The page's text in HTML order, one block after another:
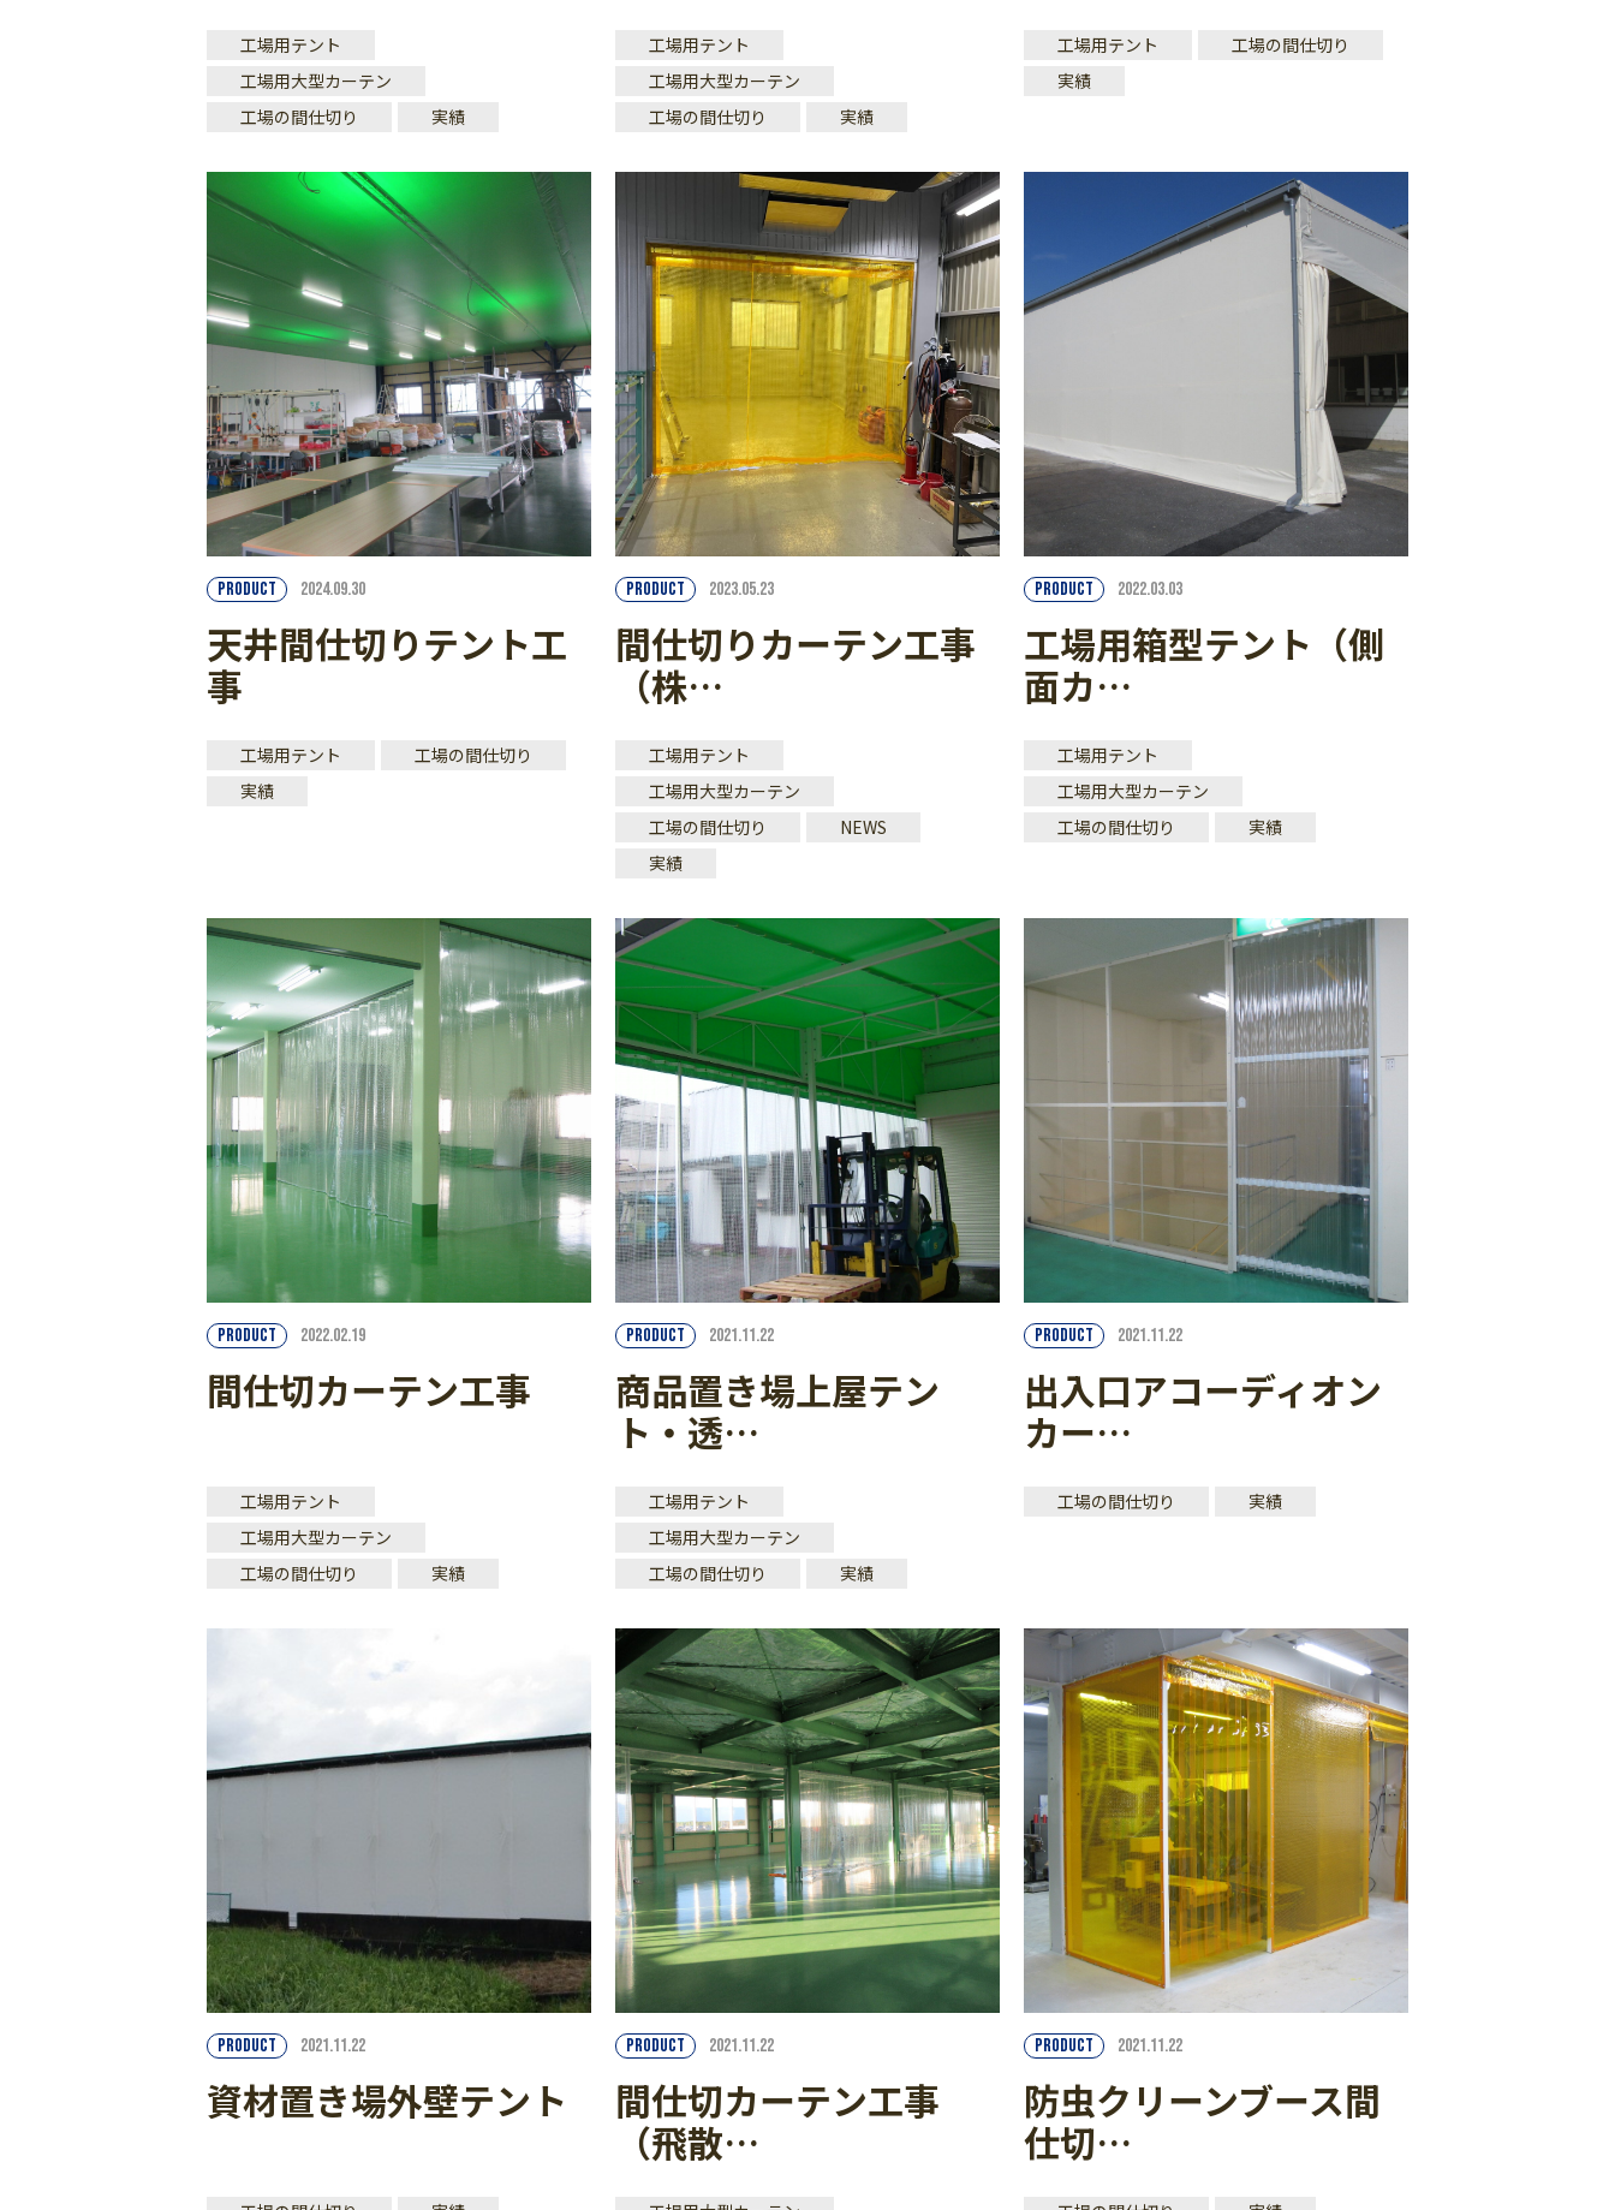
工場用テント
工場用大型カーテン
工場の間仕切り
実績
工場用テント
工場用大型カーテン
工場の間仕切り
実績
工場用テント
工場の間仕切り
実績
PRODUCT 2024.09.30
天井間仕切りテント工
事
工場用テント
工場の間仕切り
実績
PRODUCT 2023.05.23
間仕切りカーテン工事
（株…
工場用テント
工場用大型カーテン
工場の間仕切り
NEWS
実績
PRODUCT 2022.03.03
工場用箱型テント（側
面カ…
工場用テント
工場用大型カーテン
工場の間仕切り
実績
PRODUCT 2022.02.19
間仕切カーテン工事
工場用テント
工場用大型カーテン
工場の間仕切り
実績
PRODUCT 2021.11.22
商品置き場上屋テン
ト・透…
工場用テント
工場用大型カーテン
工場の間仕切り
実績
PRODUCT 2021.11.22
出入口アコーディオン
カー…
工場の間仕切り 実績
PRODUCT 2021.11.22
資材置き場外壁テント
PRODUCT 2021.11.22
間仕切カーテン工事
（飛散…
PRODUCT 2021.11.22
防虫クリーンブース間
仕切…